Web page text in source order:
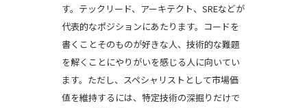
す。テックリード、アーキテクト、SREなどが
代表的なポジションにあたります。コードを
書くことそのものが好きな人、技術的な難題
を解くことにやりがいを感じる人に向いてい
ます。ただし、スペシャリストとして市場価
値を維持するには、特定技術の深掘りだけで